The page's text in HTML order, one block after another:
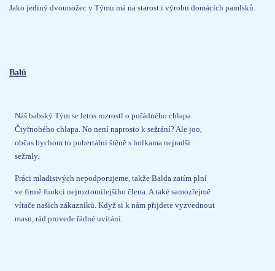
Jako jediný dvounožec v Týmu má na starost i výrobu domácích pamlsků.
Balů
Náš babský Tým se letos rozrostl o pořádného chlapa.
Čtyřnohého chlapa. No není naprosto k sežrání? Ale joo,
občas bychom to pubertální štěně s holkama nejradši
sežraly.
Práci mladistvých nepodporujeme, takže Balda zatím plní
ve firmě funkci nejroztomilejšího člena. A také samozřejmě
vítače našich zákazníků. Když si k nám přijdete vyzvednout
maso, rád provede řádné uvítání.